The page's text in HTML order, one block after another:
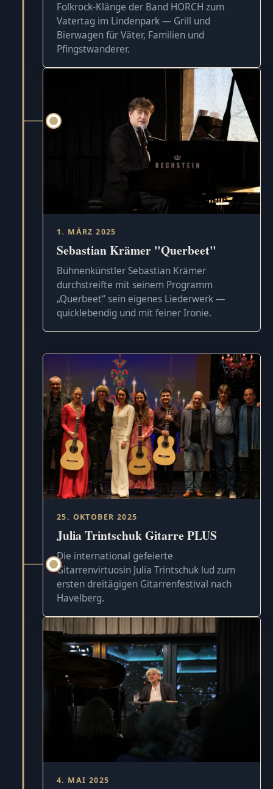
Folkrock-Klänge der Band HORCH zum
Vatertag im Lindenpark — Grill und
Bierwagen für Väter, Familien und
Pfingstwanderer.
1. MÄRZ 2025
Sebastian Krämer "Querbeet"
Bühnenkünstler Sebastian Krämer
durchstreifte mit seinem Programm
„Querbeet“ sein eigenes Liederwerk —
quicklebendig und mit feiner Ironie.
25. OKTOBER 2025
Julia Trintschuk Gitarre PLUS
Die international gefeierte
Gitarrenvirtuosin Julia Trintschuk lud zum
ersten dreitägigen Gitarrenfestival nach
Havelberg.
4. MAI 2025